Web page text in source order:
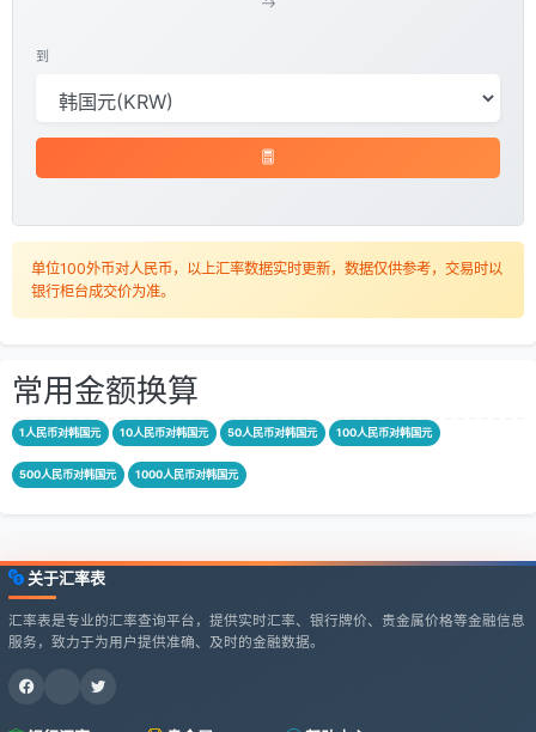
到
单位100外币对人民币，以上汇率数据实时更新，数据仅供参考，交易时以
银行柜台成交价为准。
常用金额换算
1人民币对韩国元 10人民币对韩国元 50人民币对韩国元 100人民币对韩国元
500人民币对韩国元 1000人民币对韩国元
关于汇率表
汇率表是专业的汇率查询平台，提供实时汇率、银行牌价、贵金属价格等金融信息
服务，致力于为用户提供准确、及时的金融数据。